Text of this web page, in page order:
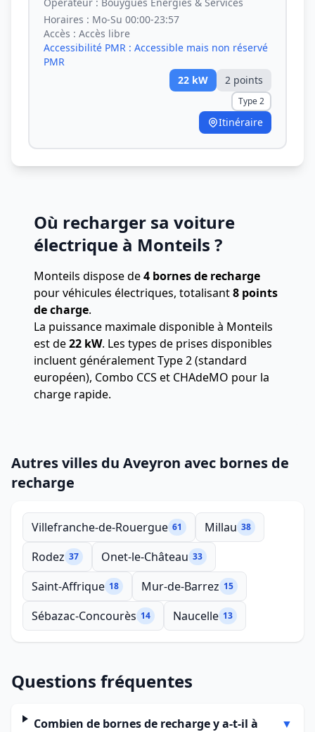
Horaires : Mo-Su 00:00-23:57
Accès : Accès libre
Accessibilité PMR : Accessible mais non réservé
PMR
22 kW 2 points
Type 2
Itinéraire
Où recharger sa voiture
électrique à Monteils ?
Monteils dispose de4 bornes de recharge
pour véhicules électriques, totalisant8 points
de charge.
La puissance maximale disponible à Monteils
est de22 kW. Les types de prises disponibles
incluent généralement Type 2 (standard
européen), Combo CCS et CHAdeMO pour la
charge rapide.
Autres villes du Aveyron avec bornes de
recharge
Villefranche-de-Rouergue 61 Millau 38
Rodez 37 Onet-le-Château 33
Saint-Affrique 18 Mur-de-Barrez 15
Sébazac-Concourès 14 Naucelle 13
Questions fréquentes
Combien de bornes de recharge y a-t-il à
▼